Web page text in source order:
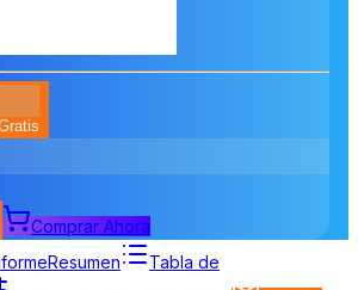
Comprar Ahora
Resumen
Tabla de